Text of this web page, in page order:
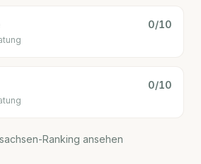
0/10
0/10
Ranking ansehen